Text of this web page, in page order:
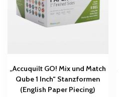
„Accuquilt GO! Mix und Match
Qube 1 Inch“ Stanzformen
(English Paper Piecing)